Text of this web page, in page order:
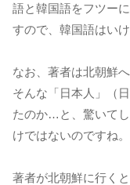
語と韓国語をフツー
すので、韓国語はいけ
なお、著者は北朝鮮
そんな「日本人」（
たのか…と、驚いて
けではないのですね。
著者が北朝鮮に行く